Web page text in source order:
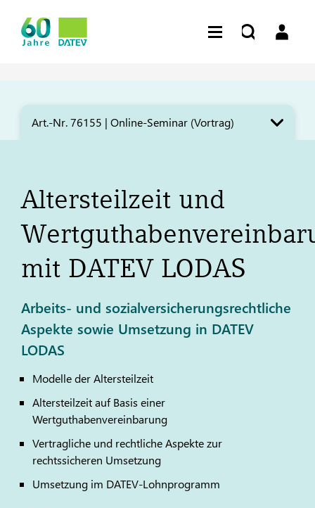
Art.-Nr. 76155 | Online-Seminar (Vortrag)​
Altersteilzeit und
mit DATEV LODAS
Arbeits- und sozialversicherungsrechtliche
Aspekte sowie Umsetzung in DATEV
LODAS
Modelle der Altersteilzeit
Altersteilzeit auf Basis einer
Wertguthabenvereinbarung
Vertragliche und rechtliche Aspekte zur
rechtssicheren Umsetzung
Umsetzung im DATEV-Lohnprogramm